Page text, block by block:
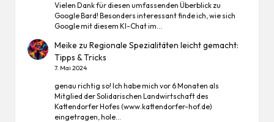
Vielen Dank für diesen umfassenden Überblick zu
Google Bard! Besonders interessant finde ich, wie sich
Google mit diesem KI-Chat im…
Meike zuRegionale Spezialitäten leicht gemacht:
Tipps & Tricks
7. Mai 2024
genau richtig so! Ich habe mich vor 6 Monaten als
Mitglied der Solidarischen Landwirtschaft des
Kattendorfer Hofes (www.kattendorfer-hof.de)
eingetragen, hole…